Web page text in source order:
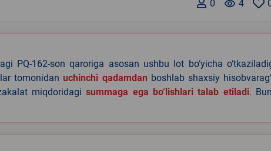
remove_red_eye 4
0
PQ-162-son qaroriga asosan ushbu lot bo‘yicha
tomonidanuchinchi qadamdan boshlab shaxsiy
miqdoridagisummaga ega bo‘lishlari talab etiladi.